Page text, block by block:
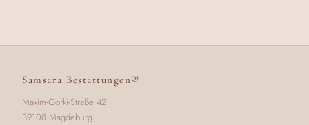
Samsara Bestattungen®
Maxim-Gorki-Straße 42
39108 Magdeburg